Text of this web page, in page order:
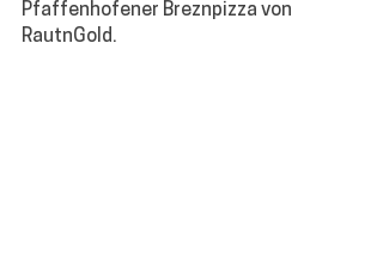
Pfaffenhofener Breznpizza von
RautnGold.